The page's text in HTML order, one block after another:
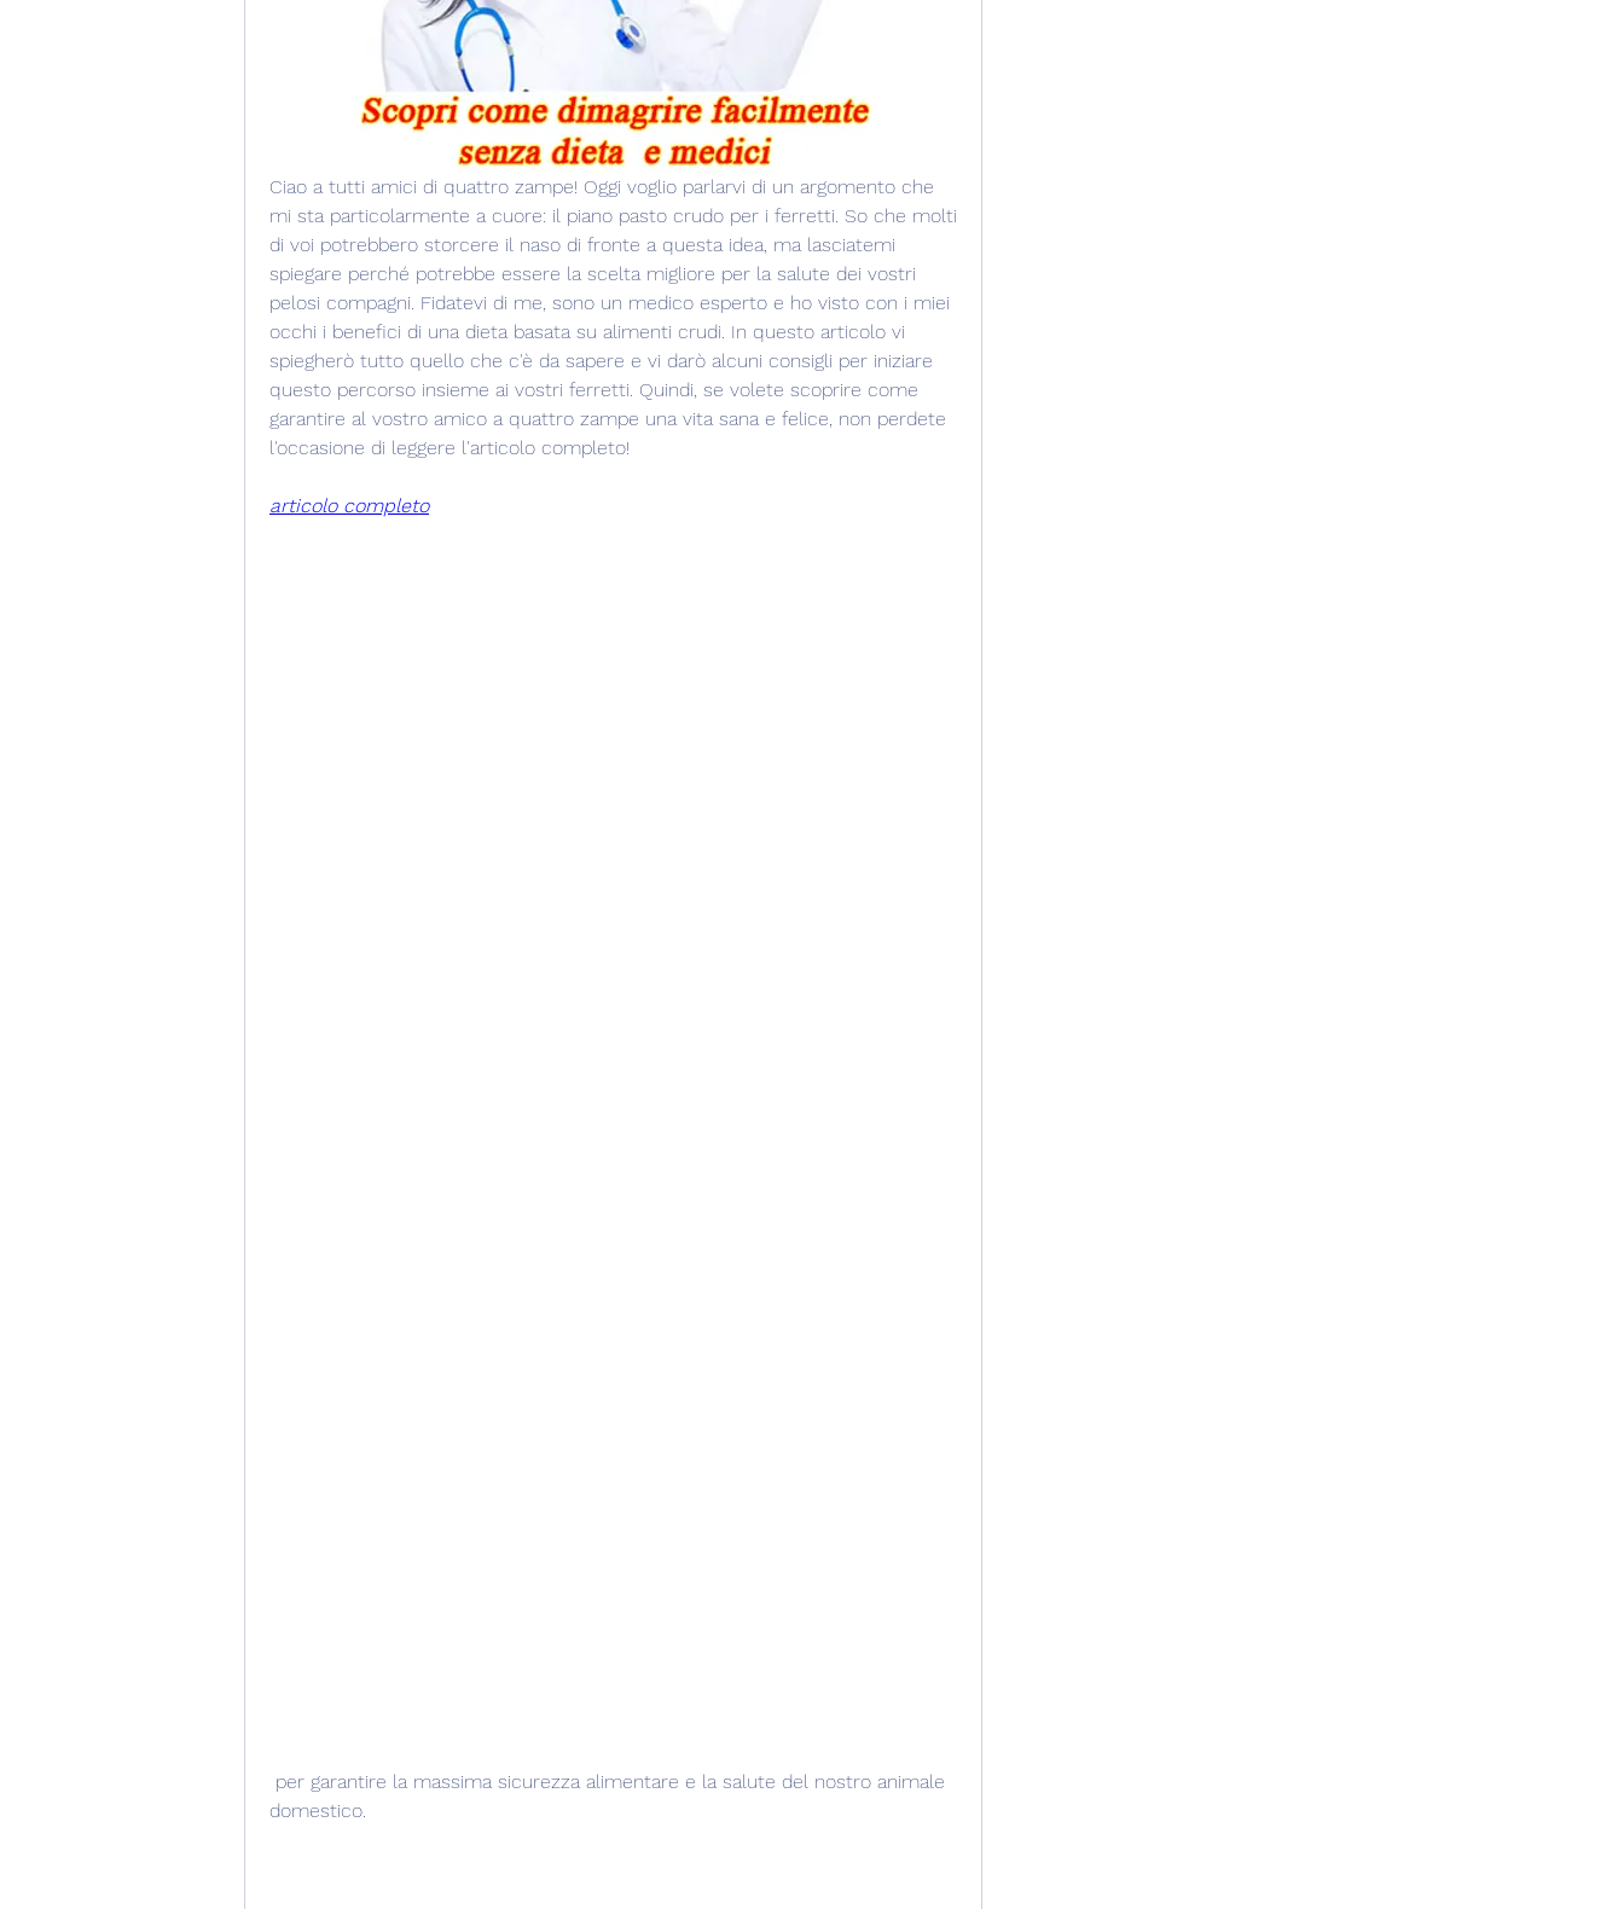
Ciao a tutti amici di quattro zampe! Oggi voglio parlarvi di un argomento che
mi sta particolarmente a cuore: il piano pasto crudo per i ferretti. So che molti
di voi potrebbero storcere il naso di fronte a questa idea, ma lasciatemi
spiegare perché potrebbe essere la scelta migliore per la salute dei vostri
pelosi compagni. Fidatevi di me, sono un medico esperto e ho visto con i miei
occhi i benefici di una dieta basata su alimenti crudi. In questo articolo vi
spiegherò tutto quello che c'è da sapere e vi darò alcuni consigli per iniziare
questo percorso insieme ai vostri ferretti. Quindi, se volete scoprire come
garantire al vostro amico a quattro zampe una vita sana e felice, non perdete
l'occasione di leggere l'articolo completo!
articolo completo
domestico.